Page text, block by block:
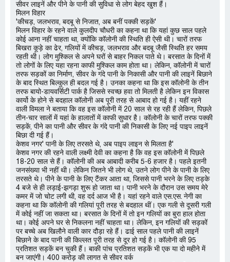
सीवर लाइनें और पीने के पानी की सुविधा से लोग बेहद खुश हैं।
मिलन विहार
'कीचड़, जलभराव, बदबू से निजात, अब बनीं पक्की सड़कें'
मिलन विहार के रहने वाले कुलदीप चौधरी का कहना था कि यहां कुछ साल पहले
कोई आना नहीं चाहता था, क्योंकि कॉलोनी की स्थिति ही ऐसी थी। चारों तरफ
बिखरा कूड़े का ढेर, गलियों में कीचड़, जलभराव और बदबू जैसी स्थिति हर समय
रहती थी। लोग मुश्किल से अपने घरों से बाहर निकल पाते थे। बरसात के दिनों में
तो लोगों के लिए यहा रहना काफी मुश्किल काम होता था। लेकिन, कॉलोनी में चारों
तरफ सड़कों का निर्माण, सीवर के गंदे पानी के निकासी और पानी की लाइनें बिछाने
के बाद स्थित बिल्कुल ही बदल गई है। उनका कहना था कि इस कॉलोनी के तीन
तरफ बायो-डायवर्सिटी पार्क है जिससे स्वच्छ हवा तो मिलती है लेकिन इन विकास
कार्यो के होने से बदहाल कॉलोनी अब पूरी तरह से आबाद हो गई है। यहीं रहने
वाली विमला ने बताया कि वह इस कॉलोनी में 20 साल से रह रही हैं लेकिन, पिछले
तीन-चार सालों में यहां के हालातों में काफी सुधार है। कॉलोनी के चारों तरफ पक्की
सड़कें, पीने का पानी और सीवर के गंदे पानी की निकासी के लिए नई पाइप लाइनें
बिछा दी गई हैं।
केशव नगर' पानी के लिए तरसते थे, अब पाइप लाइन से मिलता है'
केशव नगर की रहने वाली लक्ष्मी देवी का कहना है कि वह इस कॉलोनी में पिछले
18-20 साल से हैं। कॉलोनी की अब आबादी करीब 5-6 हजार है। पहले इतनी
जनसंख्या भी नहीं थी। लेकिन जितने भी लोग थे, उतने लोग पीने के पानी के लिए
तरसते थे। पीने के पानी के लिए टैंकर आता था, जिससे पानी भरने के लिए तड़के
4 बजे से ही लड़ाई-झगड़ा शुरू हो जाता था। पानी भरने के दौरान उस समय मेरे
कमर में जो चोट लगी थी, वह दर्द आज भी है। यहां रहने वाले एस.एस. नेगी का
कहना था कि कॉलोनी की गलियां पूरी तरह से बदहाल थीं। एक गली से दूसरी गली
में कोई नहीं जा सकता था। बरसात के दिनों में तो इन गलियों का बुरा हाल होता
था। कोई अपने घर से निकलना नहीं चाहता था। लेकिन, इन गलियों की सड़कों
पर बच्चे अब खिलौने वाली कार दौड़ा रहे हैं। ढाई साल पहले पानी की लाइनें
बिछाने के बाद पानी की किल्लत पूरी तरह से दूर हो गई है। कॉलोनी की 95
प्रतिशत सड़कें बन चुकी हैं। बाकी पांच प्रतिशत सड़कें भी एक या दो महीने में
बन जाएंगी। 400 करोड़ की लागत से सीवर वर्क